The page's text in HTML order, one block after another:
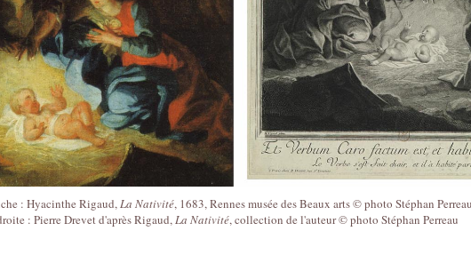
: Hyacinthe Rigaud,La Nativité, 1683, Rennes musée des Beaux arts © photo Stéphan Perreau
: Pierre Drevet d'après Rigaud,La Nativité, collection de l'auteur © photo Stéphan Perreau